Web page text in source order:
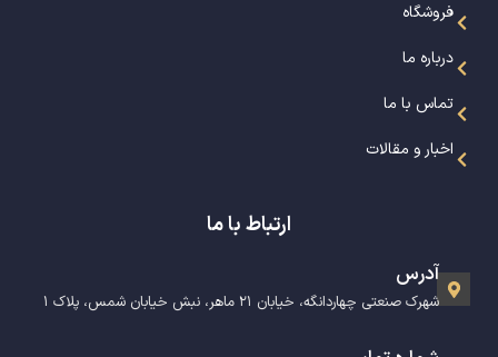
فروشگاه
درباره ما
تماس با ما
اخبار و مقالات
ارتباط با ما
آدرس
شهرک صنعتی چهاردانگه، خیابان ۲۱ ماهر، نبش خیابان شمس، پلاک ۱